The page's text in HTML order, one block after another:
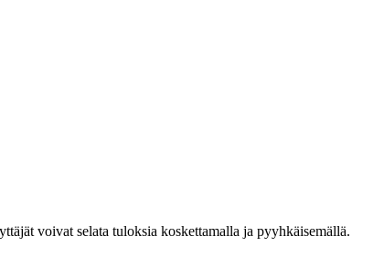
voivat selata tuloksia koskettamalla ja pyyhkäisemällä.